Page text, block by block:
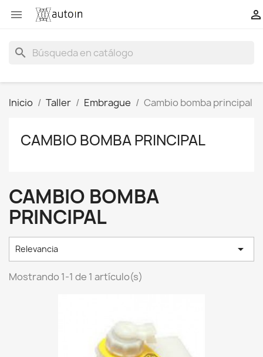
 
search
Inicio Taller Embrague Cambio bomba principal
CAMBIO BOMBA PRINCIPAL
CAMBIO BOMBA
PRINCIPAL
Relevancia 
Mostrando 1-1 de 1 artículo(s)